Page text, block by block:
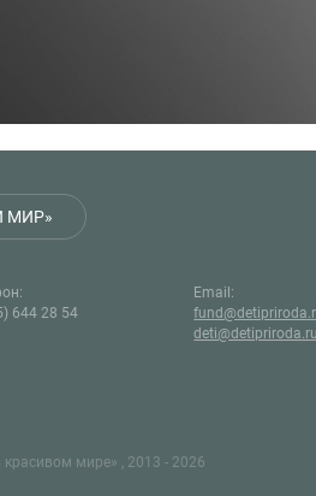
МИР»
644 28 54
Email:
deti@detipriroda.ru
мире» , 2013 - 2026